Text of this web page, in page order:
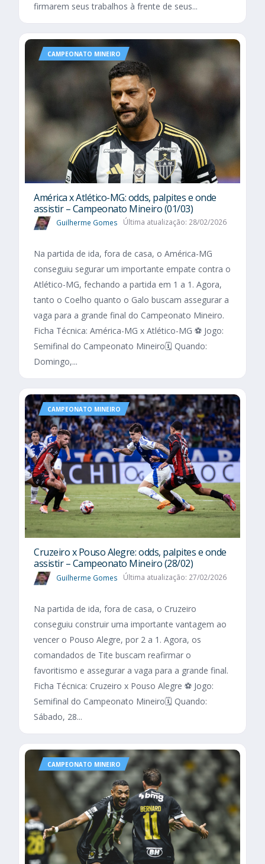
firmarem seus trabalhos à frente de seus...
CAMPEONATO MINEIRO
América x Atlético-MG: odds, palpites e onde
assistir – Campeonato Mineiro (01/03)
Guilherme Gomes Última atualização: 28/02/2026
Na partida de ida, fora de casa, o América-MG
conseguiu segurar um importante empate contra o
Atlético-MG, fechando a partida em 1 a 1. Agora,
tanto o Coelho quanto o Galo buscam assegurar a
vaga para a grande final do Campeonato Mineiro.
Ficha Técnica: América-MG x Atlético-MG ⚽ Jogo:
Semifinal do Campeonato Mineiro🗓️ Quando:
Domingo,...
CAMPEONATO MINEIRO
Cruzeiro x Pouso Alegre: odds, palpites e onde
assistir – Campeonato Mineiro (28/02)
Guilherme Gomes Última atualização: 27/02/2026
Na partida de ida, fora de casa, o Cruzeiro
conseguiu construir uma importante vantagem ao
vencer o Pouso Alegre, por 2 a 1. Agora, os
comandados de Tite buscam reafirmar o
favoritismo e assegurar a vaga para a grande final.
Ficha Técnica: Cruzeiro x Pouso Alegre ⚽ Jogo:
Semifinal do Campeonato Mineiro🗓️ Quando:
Sábado, 28...
CAMPEONATO MINEIRO